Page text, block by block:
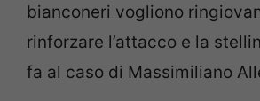
bianconeri vogliono
rinforzare l’attacco e la
fa al caso di Massimiliano